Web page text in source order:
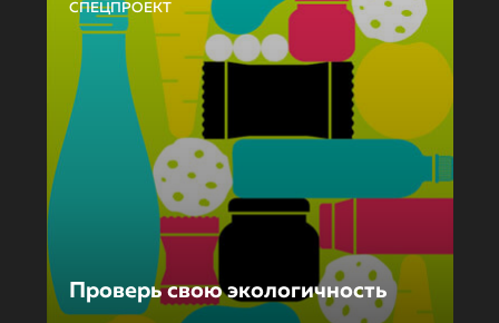
СПЕЦПРОЕКТ
Проверь свою экологичность